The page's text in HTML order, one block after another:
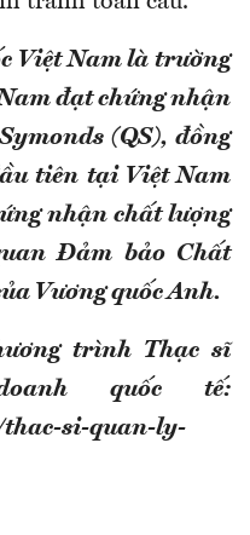
Việt Nam là trường
đạt chứng nhận
(QS), đồng
tiên tại Việt Nam
nhận chất lượng
Đảm bảo Chất
Vương quốc Anh.
trình Thạc sĩ
quốc tế:
si-quan-ly-